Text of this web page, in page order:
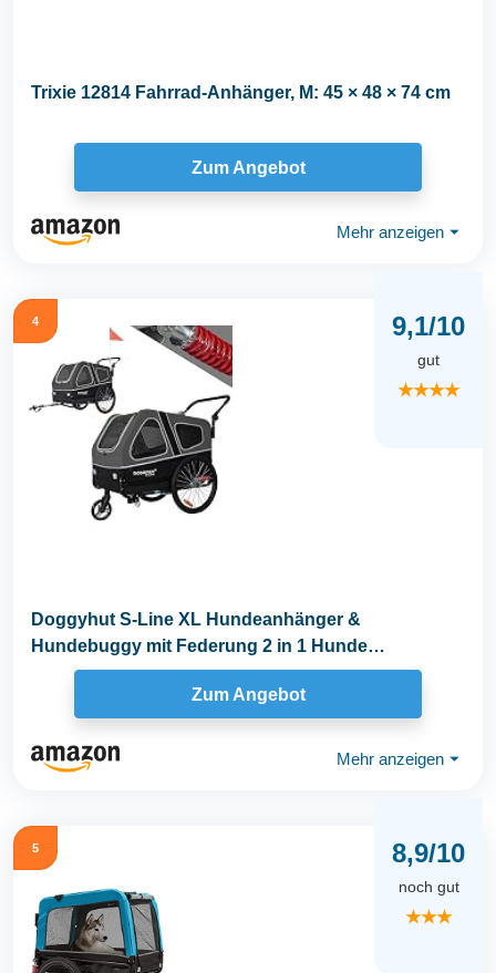
Trixie 12814 Fahrrad-Anhänger, M: 45 × 48 × 74 cm
Zum Angebot
Mehr anzeigen ⏷
4 9,1/10
gut
★★★★
Doggyhut S-Line XL Hundeanhänger &
Hundebuggy mit Federung 2 in 1 Hunde
Fahrradanhänger Jogger...
Zum Angebot
Mehr anzeigen ⏷
5 8,9/10
noch gut
★★★